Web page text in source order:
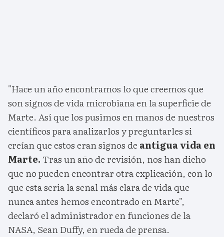
"Hace un año encontramos lo que creemos que
son signos de vida microbiana en la superficie de
Marte. Así que los pusimos en manos de nuestros
científicos para analizarlos y preguntarles si
creían que estos eran signos de antigua vida en
Marte. Tras un año de revisión, nos han dicho
que no pueden encontrar otra explicación, con lo
que esta seria la señal más clara de vida que
nunca antes hemos encontrado en Marte",
declaró el administrador en funciones de la
NASA, Sean Duffy, en rueda de prensa.